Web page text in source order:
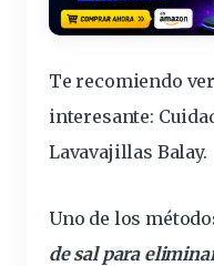
Te recomiendo
interesante:
Lavavajillas Balay.
Uno de los
de sal para